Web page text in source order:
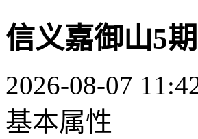
信义嘉御山5
2026-08-07
基本属性